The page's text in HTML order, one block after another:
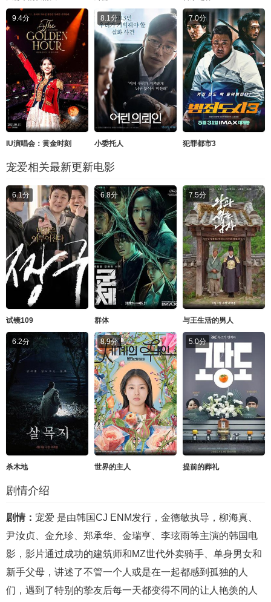
9.4分
IU演唱会：黄金时刻
8.1分
小委托人
7.0分
犯罪都市3
宠爱相关最新更新电影
6.1分
试镜109
6.8分
群体
7.5分
与王生活的男人
6.2分
杀木地
8.9分
世界的主人
5.0分
提前的葬礼
剧情介绍
剧情： 宠爱 是由韩国CJ ENM发行，金德敏执导，柳海真、
尹汝贞、金允珍、郑承华、金瑞亨、李玹雨等主演的韩国电
影，影片通过成功的建筑师和MZ世代外卖骑手、单身男女和
新手父母，讲述了不管一个人或是在一起都感到孤独的人
们，遇到了特别的挚友后每一天都变得不同的让人艳羡的人